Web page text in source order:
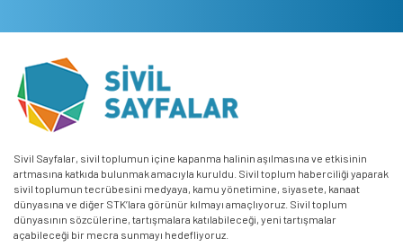
Sivil Sayfalar, sivil toplumun içine kapanma halinin aşılmasına ve etkisinin
artmasına katkıda bulunmak amacıyla kuruldu. Sivil toplum haberciliği yaparak
sivil toplumun tecrübesini medyaya, kamu yönetimine, siyasete, kanaat
dünyasına ve diğer STK’lara görünür kılmayı amaçlıyoruz. Sivil toplum
dünyasının sözcülerine, tartışmalara katılabileceği, yeni tartışmalar
açabileceği bir mecra sunmayı hedefliyoruz.